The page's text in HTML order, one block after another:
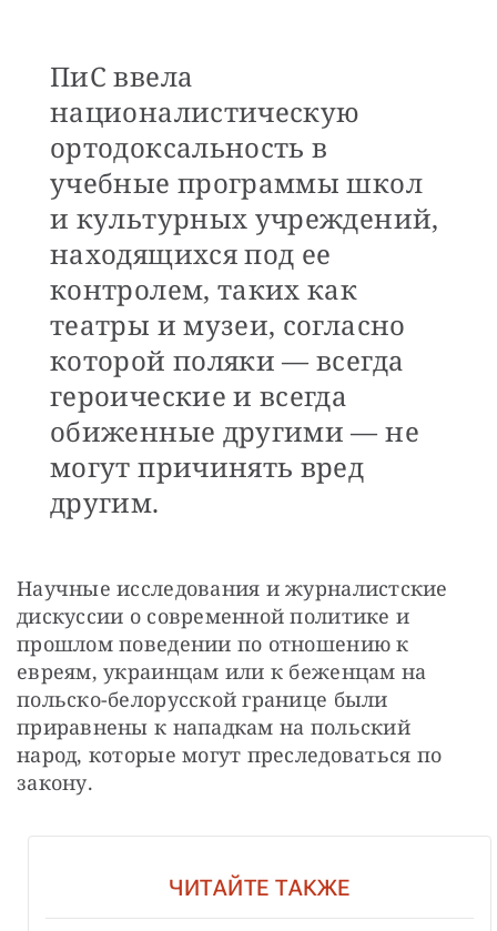
ПиС ввела
националистическую
ортодоксальность в
учебные программы школ
и культурных учреждений,
находящихся под ее
контролем, таких как
театры и музеи, согласно
которой поляки — всегда
героические и всегда
обиженные другими — не
могут причинять вред
другим.
Научные исследования и журналистские
дискуссии о современной политике и
прошлом поведении по отношению к
евреям, украинцам или к беженцам на
польско-белорусской границе были
приравнены к нападкам на польский
народ, которые могут преследоваться по
закону.
ЧИТАЙТЕ ТАКЖЕ